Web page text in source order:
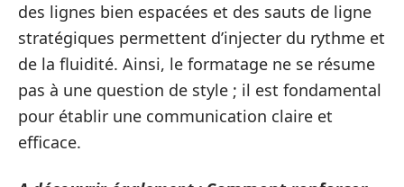
des lignes bien espacées et des sauts de ligne
stratégiques permettent d’injecter du rythme et
de la fluidité. Ainsi, le formatage ne se résume
pas à une question de style ; il est fondamental
pour établir une communication claire et
efficace.